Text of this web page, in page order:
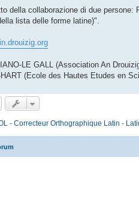
della collaborazione di due
lista delle forme latine)".
LE GALL (Association An
(Ecole des Hautes Etudes en
- Correcteur Orthographique Latin -